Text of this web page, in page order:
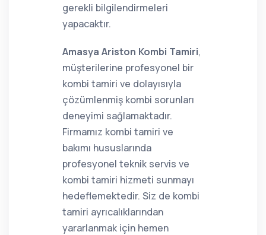
gerekli bilgilendirmeleri
yapacaktır.
Amasya Ariston Kombi Tamiri,
müşterilerine profesyonel bir
kombi tamiri ve dolayısıyla
çözümlenmiş kombi sorunları
deneyimi sağlamaktadır.
Firmamız kombi tamiri ve
bakımı hususlarında
profesyonel teknik servis ve
kombi tamiri hizmeti sunmayı
hedeflemektedir. Siz de kombi
tamiri ayrıcalıklarından
yararlanmak için hemen